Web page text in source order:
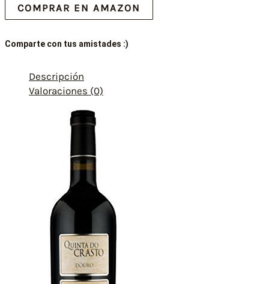
COMPRAR EN AMAZON
Comparte con tus amistades :)
Descripción
Valoraciones (0)